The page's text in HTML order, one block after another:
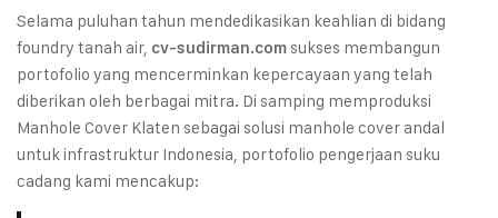
Selama puluhan tahun mendedikasikan keahlian di bidang
foundry tanah air, cv-sudirman.com sukses membangun
portofolio yang mencerminkan kepercayaan yang telah
diberikan oleh berbagai mitra. Di samping memproduksi
Manhole Cover Klaten sebagai solusi manhole cover andal
untuk infrastruktur Indonesia, portofolio pengerjaan suku
cadang kami mencakup: